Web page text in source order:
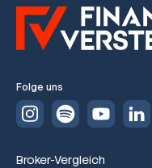
Folge uns
Broker-Vergleich